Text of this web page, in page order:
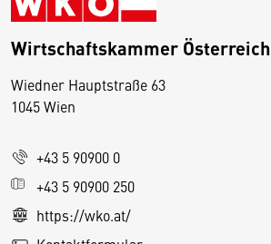
Wirtschaftskammer Österreich
Wiedner Hauptstraße 63
1045 Wien
+43 5 90900 0
+43 5 90900 250
https://wko.at/
D
s
e
S
e